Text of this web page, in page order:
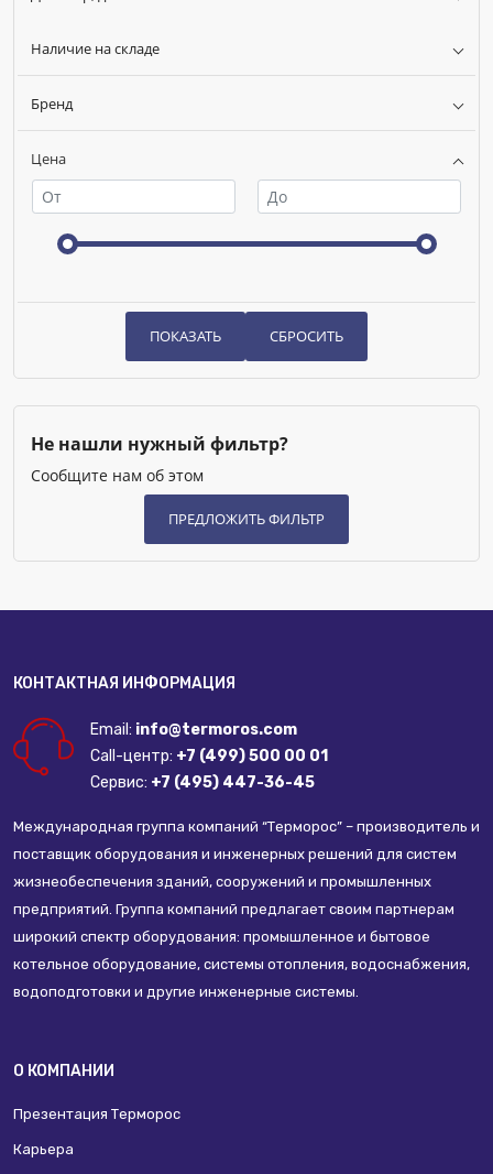
Цена
Бренд
Наличие на складе
Не нашли нужный фильтр?
Сообщите нам об этом
Номенклатура:
КОНТАКТНАЯ ИНФОРМАЦИЯ
Email: info@termoros.com
Call-центр: +7 (499) 500 00 01
Сервис: +7 (495) 447-36-45
Международная группа компаний “Терморос” – производитель и
поставщик оборудования и инженерных решений для систем
жизнеобеспечения зданий, сооружений и промышленных
предприятий. Группа компаний предлагает своим партнерам
широкий спектр оборудования: промышленное и бытовое
котельное оборудование, системы отопления, водоснабжения,
водоподготовки и другие инженерные системы.
О КОМПАНИИ
Презентация Терморос
Карьера